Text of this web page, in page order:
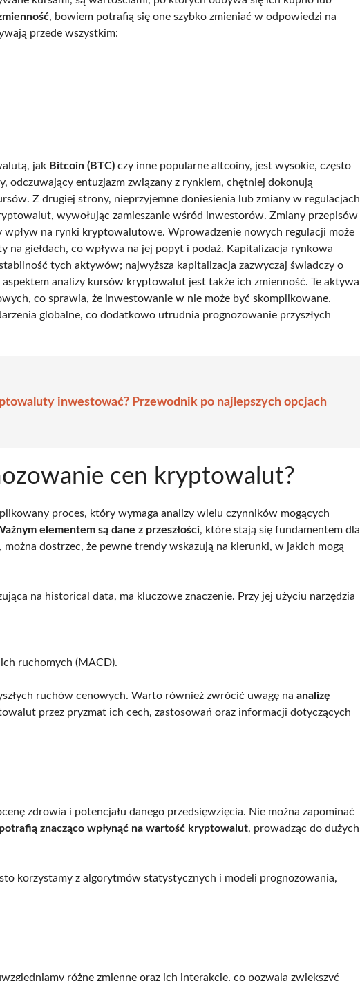
, bowiem potrafią się one szybko zmieniać w odpowiedzi na
przede wszystkim:
jak Bitcoin (BTC) czy inne popularne altcoiny, jest wysokie, często
odczuwający entuzjazm związany z rynkiem, chętniej dokonują
Z drugiej strony, nieprzyjemne doniesienia lub zmiany w regulacjach
wywołując zamieszanie wśród inwestorów. Zmiany przepisów
wpływ na rynki kryptowalutowe. Wprowadzenie nowych regulacji może
giełdach, co wpływa na jej popyt i podaż. Kapitalizacja rynkowa
tych aktywów; najwyższa kapitalizacja zazwyczaj świadczy o
analizy kursów kryptowalut jest także ich zmienność. Te aktywa
co sprawia, że inwestowanie w nie może być skomplikowane.
globalne, co dodatkowo utrudnia prognozowanie przyszłych
inwestować? Przewodnik po najlepszych opcjach
cen kryptowalut?
proces, który wymaga analizy wielu czynników mogących
elementem są dane z przeszłości, które stają się fundamentem dla
dostrzec, że pewne trendy wskazują na kierunki, w jakich mogą
na historical data, ma kluczowe znaczenie. Przy jej użyciu narzędzia
ruchomych (MACD).
ruchów cenowych. Warto również zwrócić uwagę na analizę
przez pryzmat ich cech, zastosowań oraz informacji dotyczących
zdrowia i potencjału danego przedsięwzięcia. Nie można zapominać
znacząco wpłynąć na wartość kryptowalut, prowadząc do dużych
korzystamy z algorytmów statystycznych i modeli prognozowania,
różne zmienne oraz ich interakcje, co pozwala zwiększyć